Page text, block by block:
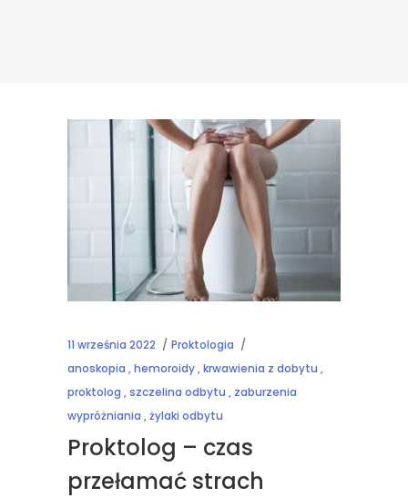
11 września 2022
Proktologia
anoskopia ,hemoroidy,krwawienia z dobytu ,
proktolog ,szczelina odbytu , zaburzenia
wypróżniania ,żylaki odbytu
Proktolog – czas
przełamać strach